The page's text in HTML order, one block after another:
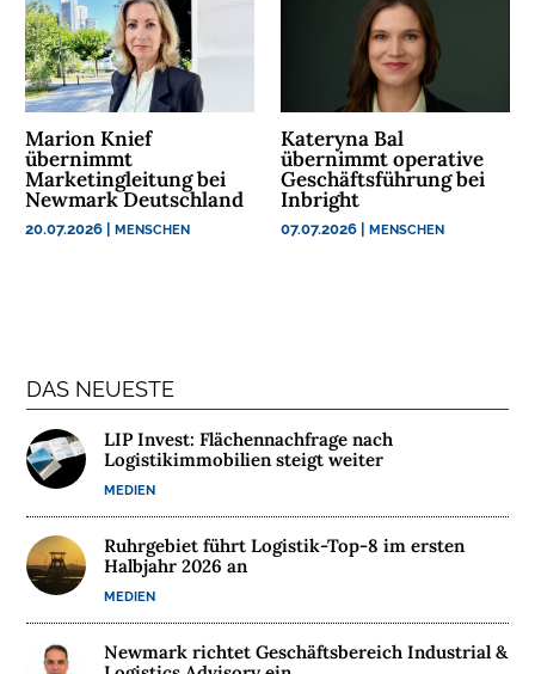
N
S
C
H
N
N
A
T
G
T
T
Marion Knief
übernimmt
Marketingleitung bei
Newmark Deutschland
20.07.2026 |MENSCHEN
Kateryna Bal
übernimmt operative
Geschäftsführung bei
Inbright
07.07.2026 |MENSCHEN
DAS NEUESTE
LIP Invest: Flächennachfrage nach
Logistikimmobilien steigt weiter
MEDIEN
Ruhrgebiet führt Logistik-Top-8 im ersten
Halbjahr 2026 an
MEDIEN
Newmark richtet Geschäftsbereich Industrial &